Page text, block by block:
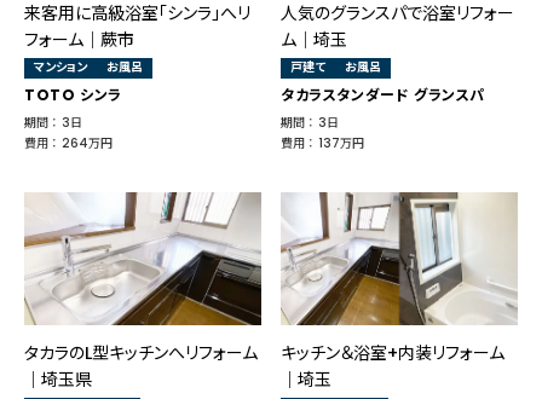
来客用に高級浴室「シンラ」へリ
フォーム｜蕨市
マンション お風呂
TOTO シンラ
期間 ： 3日
費用 ： 264万円
人気のグランスパで浴室リフォー
ム｜埼玉
戸建て お風呂
タカラスタンダード グランスパ
期間 ： 3日
費用 ： 137万円
タカラのL型キッチンへリフォーム
｜埼玉県
キッチン＆浴室+内装リフォーム
｜埼玉